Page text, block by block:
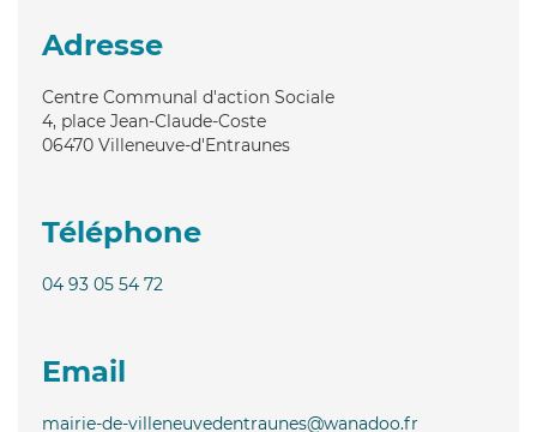
Adresse
Centre Communal d'action Sociale
4, place Jean-Claude-Coste
06470 Villeneuve-d'Entraunes
Téléphone
04 93 05 54 72
Email
mairie-de-villeneuvedentraunes@wanadoo.fr